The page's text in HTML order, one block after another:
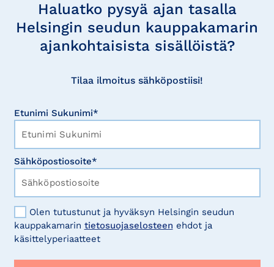
Haluatko pysyä ajan tasalla
Helsingin seudun kauppakamarin
ajankohtaisista sisällöistä?
Tilaa ilmoitus sähköpostiisi!
Etunimi Sukunimi*
Sähköpostiosoite*
Olen tutustunut ja hyväksyn Helsingin seudun
kauppakamarin tietosuojaselosteen ehdot ja
käsittelyperiaatteet